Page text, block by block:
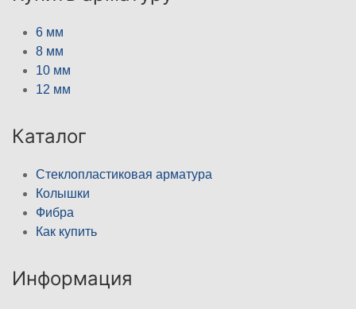
6 мм
8 мм
10 мм
12 мм
Каталог
Стеклопластиковая арматура
Колышки
Фибра
Как купить
Информация